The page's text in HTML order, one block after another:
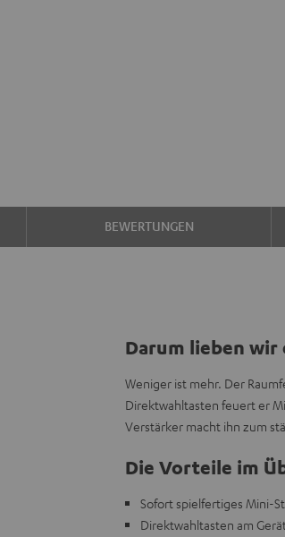
BEWERTUNGEN
Darum lieben
Weniger ist mehr. Der
Direktwahltasten feuert er
Verstärker macht ihn zum
Die Vorteile im
Sofort spielfertiges Mini-
Direktwahltasten am